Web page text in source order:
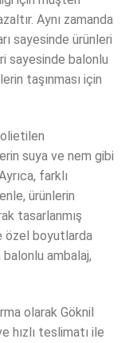
Aynı zamanda
sayesinde ürünleri
sayesinde balonlu
taşınması için
suya ve nem gibi
farklı
ürünlerin
tasarlanmış
özel boyutlarda
balonlu ambalaj,
olarak Göknil
hızlı teslimatı ile